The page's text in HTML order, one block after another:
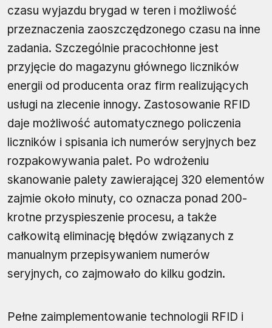
czasu wyjazdu brygad w teren i możliwość
przeznaczenia zaoszczędzonego czasu na inne
zadania. Szczególnie pracochłonne jest
przyjęcie do magazynu głównego liczników
energii od producenta oraz firm realizujących
usługi na zlecenie innogy. Zastosowanie RFID
daje możliwość automatycznego policzenia
liczników i spisania ich numerów seryjnych bez
rozpakowywania palet. Po wdrożeniu
skanowanie palety zawierającej 320 elementów
zajmie około minuty, co oznacza ponad 200-
krotne przyspieszenie procesu, a także
całkowitą eliminację błędów związanych z
manualnym przepisywaniem numerów
seryjnych, co zajmowało do kilku godzin.
Pełne zaimplementowanie technologii RFID i